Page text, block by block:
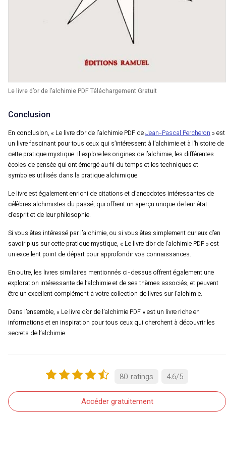
Le livre d’or de l’alchimie PDF Téléchargement Gratuit
Conclusion
En conclusion, « Le livre d’or de l’alchimie PDF deJean-Pascal Percheron » est
un livre fascinant pour tous ceux qui s’intéressent à l’alchimie et à l’histoire de
cette pratique mystique. Il explore les origines de l’alchimie, les différentes
écoles de pensée qui ont émergé au fil du temps et les techniques et
symboles utilisés dans la pratique alchimique.
Le livre est également enrichi de citations et d’anecdotes intéressantes de
célèbres alchimistes du passé, qui offrent un aperçu unique de leur état
d’esprit et de leur philosophie.
Si vous êtes intéressé par l’alchimie, ou si vous êtes simplement curieux d’en
savoir plus sur cette pratique mystique, « Le livre d’or de l’alchimie PDF » est
un excellent point de départ pour approfondir vos connaissances.
En outre, les livres similaires mentionnés ci-dessus offrent également une
exploration intéressante de l’alchimie et de ses thèmes associés, et peuvent
être un excellent complément à votre collection de livres sur l’alchimie.
Dans l’ensemble, « Le livre d’or de l’alchimie PDF » est un livre riche en
informations et en inspiration pour tous ceux qui cherchent à découvrir les
secrets de l’alchimie.
Accéder gratuitement
4.6/5
80 ratings